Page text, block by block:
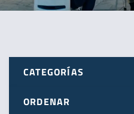
CATEGORÍAS
Todos
ORDENAR